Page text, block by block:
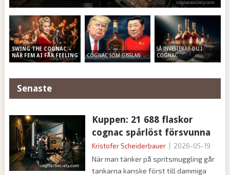
SWING THE COGNAC –
NÄR FEM AI FÅR FEELING
SÅ INVESTERAR DU I
COGNAC
COGNAC SOM GISSLAN
Senaste
Kuppen: 21 688 flaskor
cognac spårlöst försvunna
Kristofer Scheiderbauer | 2026-05-19
När man tänker på spritsmuggling går
tankarna kanske först till dammiga